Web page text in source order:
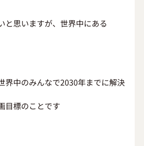
と思いますが、世界中にある
界中のみんなで2030年までに解決
目標のことです